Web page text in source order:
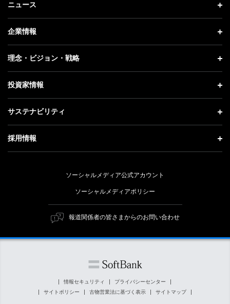
ニュース
ニュース トップ
プレスリリース
更新情報
記者説明会
企業情報
企業情報 トップ
社長メッセージ
事業紹介
ガバナンス
理念・ビジョン・戦略
理念・ビジョン・戦略 トップ
成長戦略「Activate AI for Society」
人材戦略
投資家情報
投資家情報 トップ
経営方針
個人投資家の皆さまへ
株式と社債について
サステナビリティ
サステナビリティ トップ
トップメッセージ
ESG方針・体制
マテリアリティ（重要課題）
ESGの主な取り組み
外部評価・イニシアチブ
採用情報
キャリア採用
障がい者採用
ソーシャルメディア公式アカウント
ソーシャルメディアポリシー
報道関係者の皆さまからのお問い合わせ
情報セキュリティ
プライバシーセンター
サイトポリシー
古物営業法に基づく表示 サイトマップ